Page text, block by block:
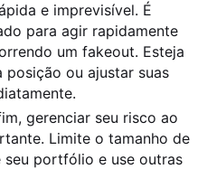
e imprevisível. É
para agir rapidamente
um fakeout. Esteja
posição ou ajustar suas
gerenciar seu risco ao
Limite o tamanho de
seu portfólio e use outras